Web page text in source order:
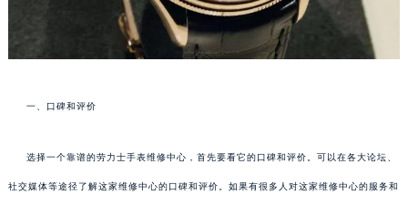
一、口碑和评价
选择一个靠谱的劳力士手表维修中心，首先要看它的口碑和评价。可以在各大论坛、
社交媒体等途径了解这家维修中心的口碑和评价。如果有很多人对这家维修中心的服务和